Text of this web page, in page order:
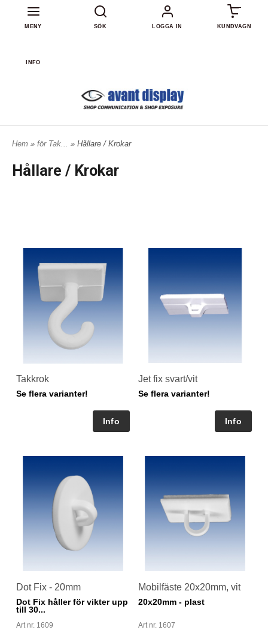
MENY
INFO
SÖK LOGGA IN KUNDVAGN
Hem » för Tak... » Hållare / Krokar
Hållare / Krokar
Takkrok
Se flera varianter!
Jet fix svart/vit
Se flera varianter!
Dot Fix - 20mm
Dot Fix håller för vikter upp
till 30...
Art nr. 1609
Mobilfäste 20x20mm, vit
20x20mm - plast
Art nr. 1607